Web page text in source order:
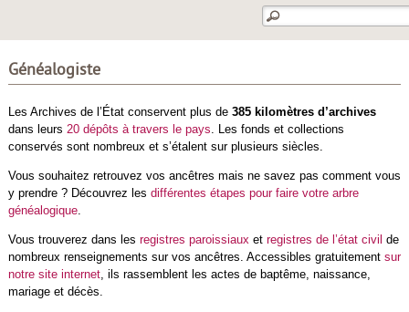
Généalogiste
Les Archives de l’État conservent plus de 385 kilomètres d’archives
dans leurs 20 dépôts à travers le pays. Les fonds et collections
conservés sont nombreux et s’étalent sur plusieurs siècles.
Vous souhaitez retrouvez vos ancêtres mais ne savez pas comment vous
y prendre ? Découvrez les différentes étapes pour faire votre arbre
généalogique.
Vous trouverez dans les registres paroissiaux et registres de l’état civil de
nombreux renseignements sur vos ancêtres. Accessibles gratuitement sur
notre site internet, ils rassemblent les actes de baptême, naissance,
mariage et décès.